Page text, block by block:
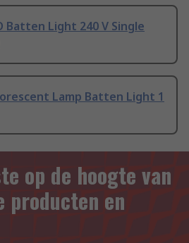
Batten Light 240 V Single
Lamp Batten Light 1
op de hoogte van
producten en